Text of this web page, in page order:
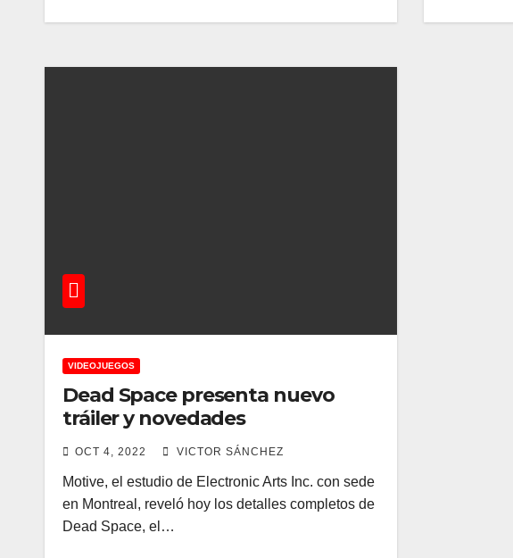
VIDEOJUEGOS
Dead Space presenta nuevo
tráiler y novedades
OCT 4, 2022 VICTOR SÁNCHEZ
Motive, el estudio de Electronic Arts Inc. con sede
en Montreal, reveló hoy los detalles completos de
Dead Space, el…